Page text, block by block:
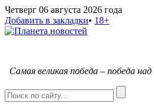
Четверг 06 августа 2026 года
Добавить в закладки• 18+
Самая великая победа – победа